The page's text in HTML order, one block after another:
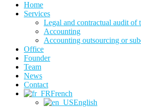
Home
Services
Legal and contractual audit of
Accounting
Accounting outsourcing or
Office
Founder
Team
News
Contact
French
English